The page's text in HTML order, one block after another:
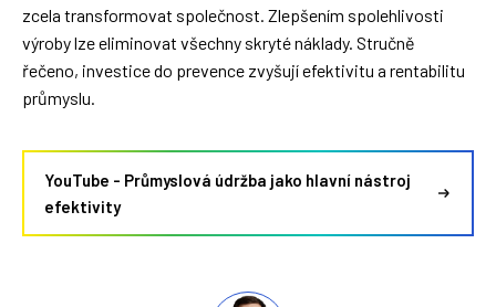
zcela transformovat společnost. Zlepšením spolehlivosti
výroby lze eliminovat všechny skryté náklady. Stručně
řečeno, investice do prevence zvyšují efektivitu a rentabilitu
průmyslu.
YouTube - Průmyslová údržba jako hlavní nástroj
efektivity